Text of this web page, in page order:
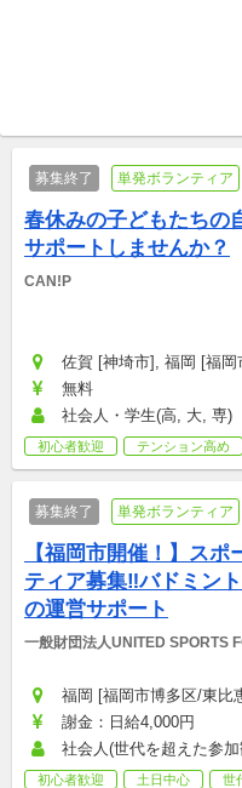
募集終了 単発ボランティア
春休みの子どもたちの
サポートしませんか？
CAN!P
佐賀 [神埼市], 福岡 [福岡
無料
社会人・学生(高, 大, 専)
初心者歓迎 テンション高め
募集終了 単発ボランティア
【福岡市開催！】スポ
ティア募集‼バドミン
の運営サポート
一般財団法人UNITED SPORTS
福岡 [福岡市博多区/東比
謝金：日給4,000円
社会人(世代を超えた参
初心者歓迎 土日中心 世